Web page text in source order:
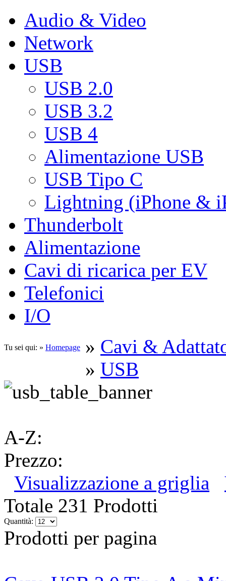
Audio & Video
Network
USB
USB 2.0
USB 3.2
USB 4
Alimentazione USB
USB Tipo C
Lightning (iPhone &
Thunderbolt
Alimentazione
Cavi di ricarica per EV
Telefonici
I/O
Tu sei qui: » Homepage » Cavi &
» USB
A-Z:
Prezzo:
Visualizzazione a griglia
Totale 231 Prodotti
Quantità:
Prodotti per pagina